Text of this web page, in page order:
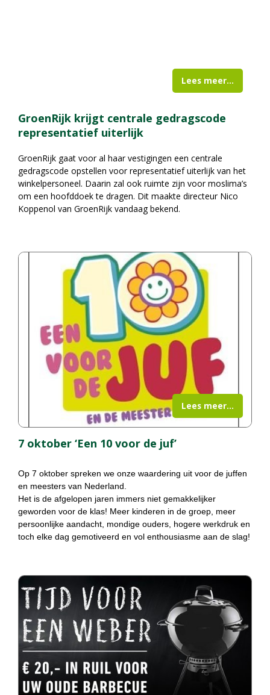
GroenRijk krijgt centrale gedragscode
representatief uiterlijk
GroenRijk gaat voor al haar vestigingen een centrale
gedragscode opstellen voor representatief uiterlijk van het
winkelpersoneel. Daarin zal ook ruimte zijn voor moslima’s
om een hoofddoek te dragen. Dit maakte directeur Nico
Koppenol van GroenRijk vandaag bekend.
Lees meer...
7 oktober ‘Een 10 voor de juf’
Op 7 oktober spreken we onze waardering uit voor de juffen
en meesters van Nederland.
Het is de afgelopen jaren immers niet gemakkelijker
geworden voor de klas! Meer kinderen in de groep, meer
persoonlijke aandacht, mondige ouders, hogere werkdruk en
toch elke dag gemotiveerd en vol enthousiasme aan de slag!
Lees meer...